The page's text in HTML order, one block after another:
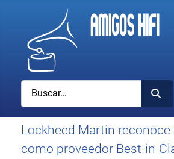
Buscar
Lockheed Martin reconoce
como proveedor Best-in-